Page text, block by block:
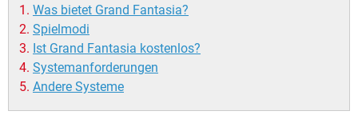
Was bietet Grand Fantasia?
Spielmodi
Ist Grand Fantasia kostenlos?
Systemanforderungen
Andere Systeme